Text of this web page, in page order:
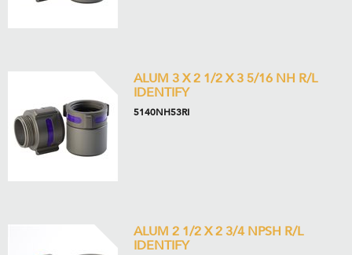
ALUM 3 X 2 1/2 X 3 5/16 NH R/L
IDENTIFY
5140NH53RI
ALUM 2 1/2 X 2 3/4 NPSH R/L
IDENTIFY